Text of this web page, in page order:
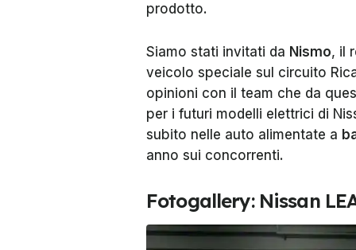
prodotto.
Siamo stati invitati da Nismo, il
veicolo speciale sul circuito
opinioni con il team che da
per i futuri modelli elettrici di
subito nelle auto alimentate a
anno sui concorrenti.
Fotogallery: Nissan